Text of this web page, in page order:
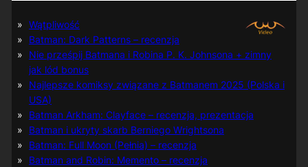
Wątpliwość
Batman: Dark Patterns – recenzja
Nie prześpij Batmana i Robina P. K. Johnsona + zimny
jak lód bonus
Najlepsze komiksy związane z Batmanem 2025 (Polska i
USA)
Batman Arkham: Clayface – recenzja, prezentacja
Batman i ukryty skarb Berniego Wrightsona
Batman: Full Moon (Pełnia) – recenzja
Batman and Robin: Memento – recenzja